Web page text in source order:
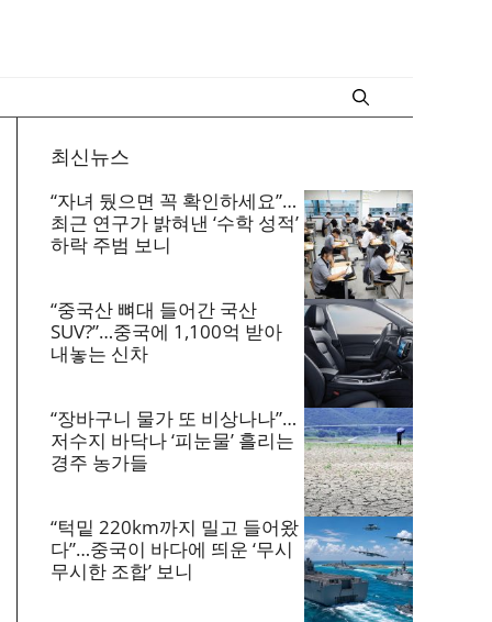
최신뉴스
“자녀 뒀으면 꼭 확인하세요”…
최근 연구가 밝혀낸 ‘수학 성적’
하락 주범 보니
“중국산 뼈대 들어간 국산
SUV?”…중국에 1,100억 받아
내놓는 신차
“장바구니 물가 또 비상나나”…
저수지 바닥나 ‘피눈물’ 흘리는
경주 농가들
“턱밑 220km까지 밀고 들어왔
다”…중국이 바다에 띄운 ‘무시
무시한 조합’ 보니